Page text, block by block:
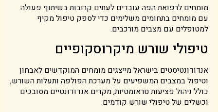
מומחים לרפואת הפה עובדים לעתים קרובות בשיתוף פעולה
עם מומחים בתחומים משלימים כדי לספק טיפול מקיף
למטופלים עם מצבים מורכבים.
טיפולי שורש מיקרוסקופיים
אנדודונטיסטים בישראל מייצגים מומחים המוקדשים לאבחון
וטיפול במצבים המשפיעים על מערכת הפולפה ותעלות השורש,
כולל ניהול פציעות טראומטיות, מקרים אנדודונטיים מסובכים
וכשלים של טיפולי שורש קודמים.